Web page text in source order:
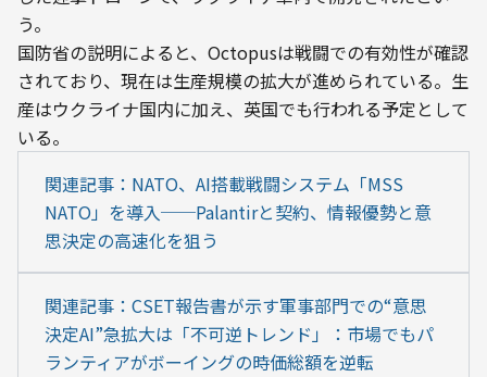
う。
国防省の説明によると、Octopusは戦闘での有効性が確認
されており、現在は生産規模の拡大が進められている。生
産はウクライナ国内に加え、英国でも行われる予定として
いる。
関連記事：NATO、AI搭載戦闘システム「MSS
NATO」を導入──Palantirと契約、情報優勢と意
思決定の高速化を狙う
関連記事：CSET報告書が示す軍事部門での“意思
決定AI”急拡大は「不可逆トレンド」：市場でもパ
ランティアがボーイングの時価総額を逆転